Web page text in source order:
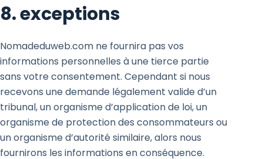
8. exceptions
Nomadeduweb.com ne fournira pas vos
informations personnelles à une tierce partie
sans votre consentement. Cependant si nous
recevons une demande légalement valide d’un
tribunal, un organisme d’application de loi, un
organisme de protection des consommateurs ou
un organisme d’autorité similaire, alors nous
fournirons les informations en conséquence.